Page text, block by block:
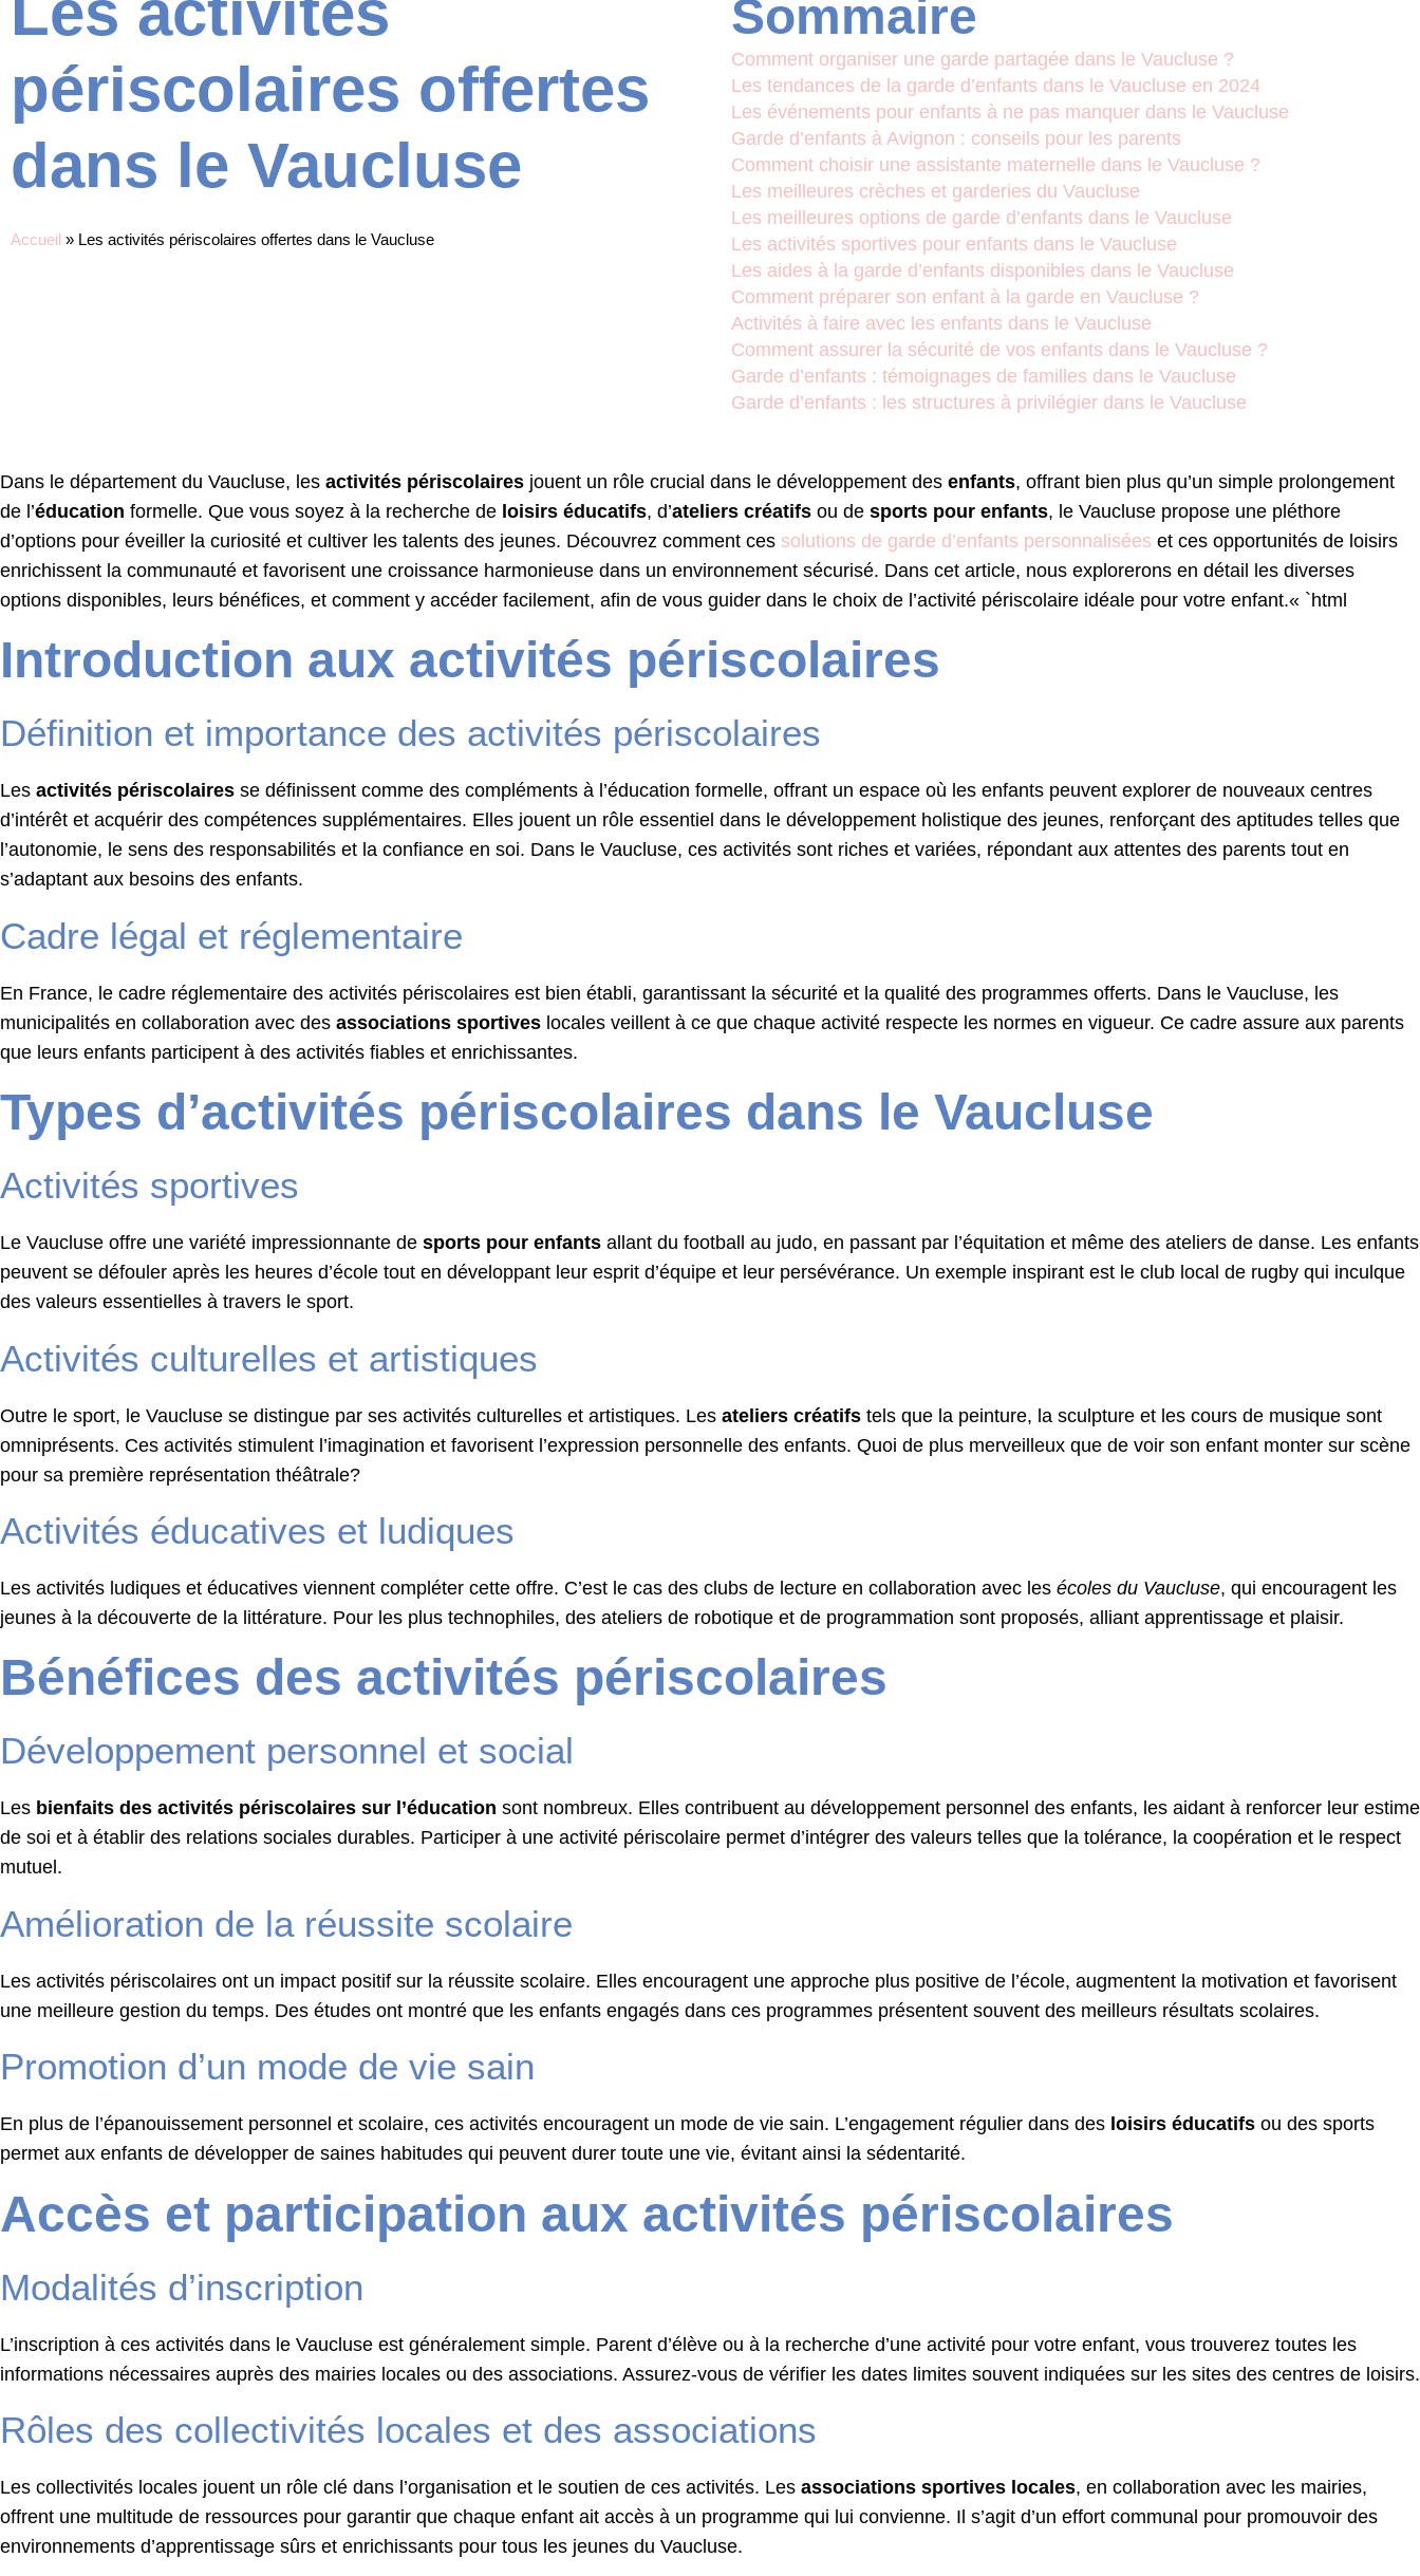
périscolaires offertes
dans le Vaucluse
Accueil » Les activités périscolaires offertes dans le Vaucluse
Sommaire
Comment organiser une garde partagée dans le Vaucluse ?
Les tendances de la garde d’enfants dans le Vaucluse en 2024
Les événements pour enfants à ne pas manquer dans le Vaucluse
Garde d’enfants à Avignon : conseils pour les parents
Comment choisir une assistante maternelle dans le Vaucluse ?
Les meilleures crèches et garderies du Vaucluse
Les meilleures options de garde d’enfants dans le Vaucluse
Les activités sportives pour enfants dans le Vaucluse
Les aides à la garde d’enfants disponibles dans le Vaucluse
Comment préparer son enfant à la garde en Vaucluse ?
Activités à faire avec les enfants dans le Vaucluse
Comment assurer la sécurité de vos enfants dans le Vaucluse ?
Garde d’enfants : témoignages de familles dans le Vaucluse
Garde d’enfants : les structures à privilégier dans le Vaucluse
Dans le département du Vaucluse, les activités périscolaires jouent un rôle crucial dans le développement des enfants, offrant bien plus qu’un simple prolongement
de l’éducation formelle. Que vous soyez à la recherche de loisirs éducatifs, d’ateliers créatifs ou de sports pour enfants, le Vaucluse propose une pléthore
d’options pour éveiller la curiosité et cultiver les talents des jeunes. Découvrez comment ces solutions de garde d’enfants personnalisées et ces opportunités de loisirs
enrichissent la communauté et favorisent une croissance harmonieuse dans un environnement sécurisé. Dans cet article, nous explorerons en détail les diverses
options disponibles, leurs bénéfices, et comment y accéder facilement, afin de vous guider dans le choix de l’activité périscolaire idéale pour votre enfant.« `html
Introduction aux activités périscolaires
Définition et importance des activités périscolaires
Les activités périscolaires se définissent comme des compléments à l’éducation formelle, offrant un espace où les enfants peuvent explorer de nouveaux centres
d’intérêt et acquérir des compétences supplémentaires. Elles jouent un rôle essentiel dans le développement holistique des jeunes, renforçant des aptitudes telles que
l’autonomie, le sens des responsabilités et la confiance en soi. Dans le Vaucluse, ces activités sont riches et variées, répondant aux attentes des parents tout en
s’adaptant aux besoins des enfants.
Cadre légal et réglementaire
En France, le cadre réglementaire des activités périscolaires est bien établi, garantissant la sécurité et la qualité des programmes offerts. Dans le Vaucluse, les
municipalités en collaboration avec des associations sportives locales veillent à ce que chaque activité respecte les normes en vigueur. Ce cadre assure aux parents
que leurs enfants participent à des activités fiables et enrichissantes.
Types d’activités périscolaires dans le Vaucluse
Activités sportives
Le Vaucluse offre une variété impressionnante de sports pour enfants allant du football au judo, en passant par l’équitation et même des ateliers de danse. Les enfants
peuvent se défouler après les heures d’école tout en développant leur esprit d’équipe et leur persévérance. Un exemple inspirant est le club local de rugby qui inculque
des valeurs essentielles à travers le sport.
Activités culturelles et artistiques
Outre le sport, le Vaucluse se distingue par ses activités culturelles et artistiques. Les ateliers créatifs tels que la peinture, la sculpture et les cours de musique sont
omniprésents. Ces activités stimulent l’imagination et favorisent l’expression personnelle des enfants. Quoi de plus merveilleux que de voir son enfant monter sur scène
pour sa première représentation théâtrale?
Activités éducatives et ludiques
Les activités ludiques et éducatives viennent compléter cette offre. C’est le cas des clubs de lecture en collaboration avec les écoles du Vaucluse, qui encouragent les
jeunes à la découverte de la littérature. Pour les plus technophiles, des ateliers de robotique et de programmation sont proposés, alliant apprentissage et plaisir.
Bénéfices des activités périscolaires
Développement personnel et social
Les bienfaits des activités périscolaires sur l’éducation sont nombreux. Elles contribuent au développement personnel des enfants, les aidant à renforcer leur estime
de soi et à établir des relations sociales durables. Participer à une activité périscolaire permet d’intégrer des valeurs telles que la tolérance, la coopération et le respect
mutuel.
Amélioration de la réussite scolaire
Les activités périscolaires ont un impact positif sur la réussite scolaire. Elles encouragent une approche plus positive de l’école, augmentent la motivation et favorisent
une meilleure gestion du temps. Des études ont montré que les enfants engagés dans ces programmes présentent souvent des meilleurs résultats scolaires.
Promotion d’un mode de vie sain
En plus de l’épanouissement personnel et scolaire, ces activités encouragent un mode de vie sain. L’engagement régulier dans des loisirs éducatifs ou des sports
permet aux enfants de développer de saines habitudes qui peuvent durer toute une vie, évitant ainsi la sédentarité.
Accès et participation aux activités périscolaires
Modalités d’inscription
L’inscription à ces activités dans le Vaucluse est généralement simple. Parent d’élève ou à la recherche d’une activité pour votre enfant, vous trouverez toutes les
informations nécessaires auprès des mairies locales ou des associations. Assurez-vous de vérifier les dates limites souvent indiquées sur les sites des centres de loisirs.
Rôles des collectivités locales et des associations
Les collectivités locales jouent un rôle clé dans l’organisation et le soutien de ces activités. Les associations sportives locales, en collaboration avec les mairies,
offrent une multitude de ressources pour garantir que chaque enfant ait accès à un programme qui lui convienne. Il s’agit d’un effort communal pour promouvoir des
environnements d’apprentissage sûrs et enrichissants pour tous les jeunes du Vaucluse.